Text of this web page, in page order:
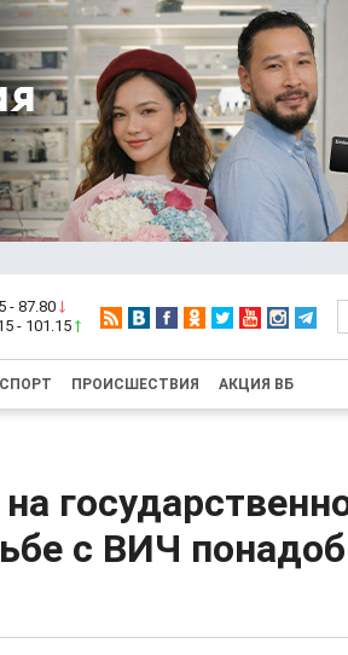
- 87.80
- 101.15
СПОРТ ПРОИСШЕСТВИЯ АКЦИЯ ВБ
с ВИЧ